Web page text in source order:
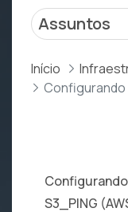
Assuntos
Início
S3_PING